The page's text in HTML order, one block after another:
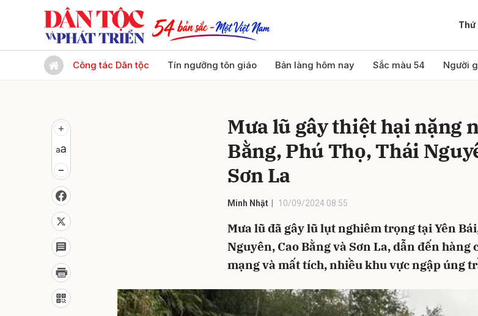
Thứ
Công tác Dân tộc Tín ngưỡng tôn giáo Bản làng hôm nay Sắc màu 54 Người
Mưa lũ gây thiệt hại nặng
Bằng, Phú Thọ, Thái
Sơn La
Minh Nhật 10/09/2024 08:55
Mưa lũ đã gây lũ lụt nghiêm trọng tại Yên
Nguyên, Cao Bằng và Sơn La, dẫn đến
mạng và mất tích, nhiều khu vực ngập úng
Gửi bình luận